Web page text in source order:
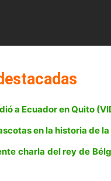
a Ecuador en Quito
en la historia de
charla del rey de